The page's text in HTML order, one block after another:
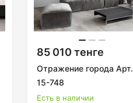
85 010 тенге
Отражение города Арт.
15-748
Есть в наличии